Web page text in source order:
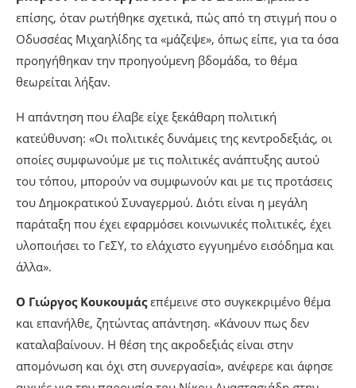
επίσης, όταν ρωτήθηκε σχετικά, πώς από τη στιγμή που ο
Οδυσσέας Μιχαηλίδης τα «μάζεψε», όπως είπε, για τα όσα
προηγήθηκαν την προηγούμενη βδομάδα, το θέμα
θεωρείται λήξαν.
Η απάντηση που έλαβε είχε ξεκάθαρη πολιτική
κατεύθυνση: «Οι πολιτικές δυνάμεις της κεντροδεξιάς, οι
οποίες συμφωνούμε με τις πολιτικές ανάπτυξης αυτού
του τόπου, μπορούν να συμφωνούν και με τις προτάσεις
του Δημοκρατικού Συναγερμού. Διότι είναι η μεγάλη
παράταξη που έχει εφαρμόσει κοινωνικές πολιτικές, έχει
υλοποιήσει το ΓεΣΥ, το ελάχιστο εγγυημένο εισόδημα και
άλλα».
Ο Γιώργος Κουκουμάςεπέμεινε στο συγκεκριμένο θέμα
και επανήλθε, ζητώντας απάντηση. «Κάνουν πως δεν
καταλαβαίνουν. Η θέση της ακροδεξιάς είναι στην
απομόνωση και όχι στη συνεργασία», ανέφερε και άφησε